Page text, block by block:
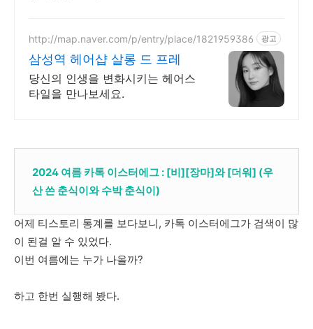
http://map.naver.com/p/entry/place/1821959386 광고
삼성역 헤어샵 살롱 드 프레
당신의 인생을 변화시키는 헤어스
타일을 만나보세요.
2024 여름 카톡 이스터에그 : [비][장마]와 [더워] (우
산 쓴 춘식이와 수박 춘식이)
어제 티스토리 통계를 보다보니, 카톡 이스터에그가 검색이 많
이 된걸 알 수 있었다.
이번 여름에는 누가 나올까?
하고 한번 실행해 봤다.